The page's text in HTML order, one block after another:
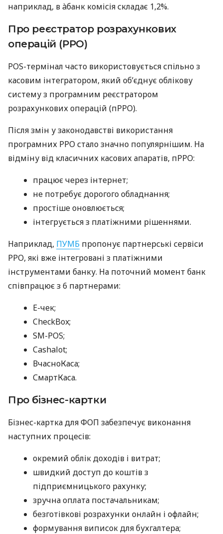
наприклад, в àбанк комісія складає 1,2%.
Про реєстратор розрахункових
операцій (РРО)
POS-термінал часто використовується спільно з
касовим інтегратором, який об’єднує облікову
систему з програмним реєстратором
розрахункових операцій (пРРО).
Після змін у законодавстві використання
програмних РРО стало значно популярнішим. На
відміну від класичних касових апаратів, пРРО:
працює через інтернет;
не потребує дорогого обладнання;
простіше оновлюється;
інтегрується з платіжними рішеннями.
Наприклад, ПУМБ пропонує партнерські сервіси
РРО, які вже інтегровані з платіжними
інструментами банку. На поточний момент банк
співпрацює з 6 партнерами:
E-чек;
CheckBox;
SM-POS;
Cashalot;
ВчасноКаса;
СмартКаса.
Про бізнес-картки
Бізнес-картка для ФОП забезпечує виконання
наступних процесів:
окремий облік доходів і витрат;
швидкий доступ до коштів з
підприємницького рахунку;
зручна оплата постачальникам;
безготівкові розрахунки онлайн і офлайн;
формування виписок для бухгалтера;